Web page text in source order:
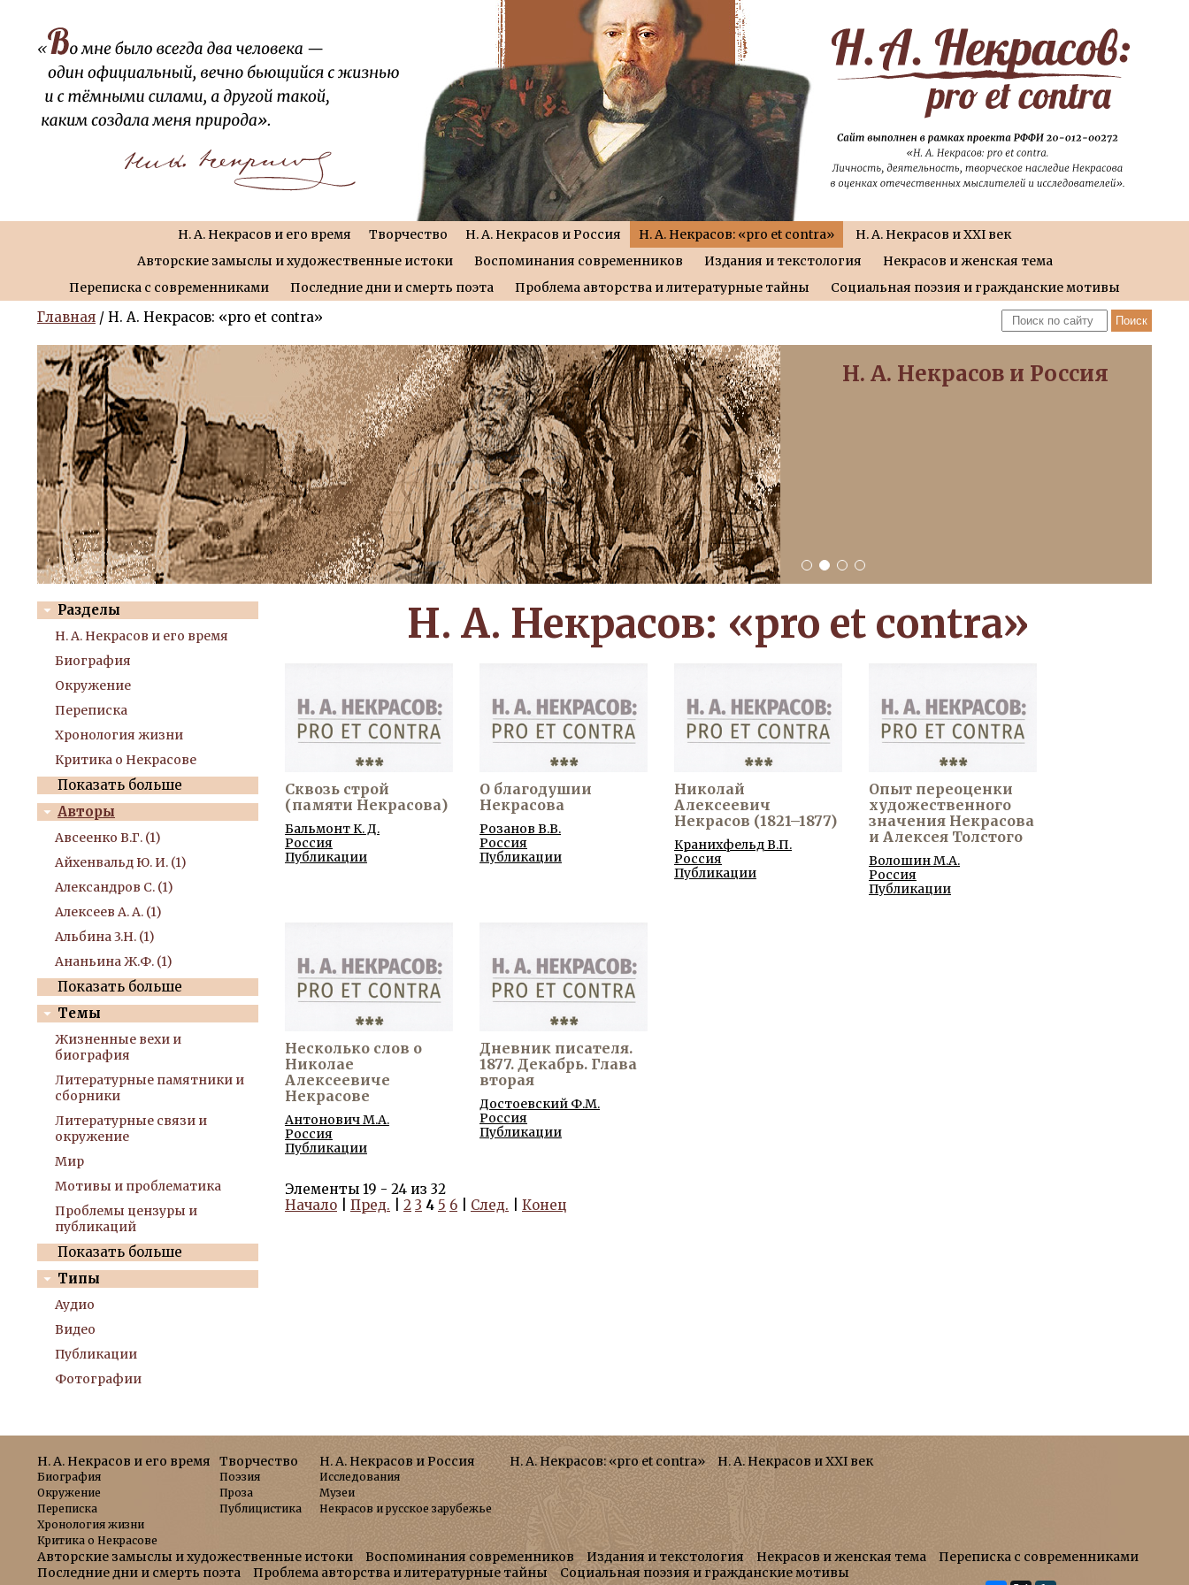
Н. А. Некрасов и его время Творчество Н. А. Некрасов и Россия Н. А. Некрасов: «pro et contra»
Н. А. Некрасов и XXI век
Авторские замыслы и художественные истоки
Воспоминания современников Издания и текстология
Некрасов и женская тема
Переписка с современниками
Последние дни и смерть поэта Проблема авторства и литературные тайны Социальная поэзия и гражданские мотивы
Главная / Н. А. Некрасов: «pro et contra»
Н. А. Некрасов и Россия
Разделы
Н. А. Некрасов и его время
Биография
Окружение
Переписка
Хронология жизни
Критика о Некрасове
Показать больше
Авторы
Авсеенко В.Г. (1)
Айхенвальд Ю. И. (1)
Александров С. (1)
Алексеев А. А. (1)
Альбина 3.Н. (1)
Ананьина Ж.Ф. (1)
Показать больше
Темы
Жизненные вехи и
биография
Литературные памятники и
сборники
Литературные связи и
окружение
Мир
Мотивы и проблематика
Проблемы цензуры и
публикаций
Показать больше
Типы
Аудио
Видео
Публикации
Фотографии
Н. А. Некрасов: «pro et contra»
Сквозь строй
(памяти Некрасова)
Бальмонт К. Д.
Россия
Публикации
О благодушии
Некрасова
Розанов В.В.
Россия
Публикации
Николай
Алексеевич
Некрасов (1821–1877)
Кранихфельд В.П.
Россия
Публикации
Опыт переоценки
художественного
значения Некрасова
и Алексея Толстого
Волошин М.А.
Россия
Публикации
Несколько слов о
Николае
Алексеевиче
Некрасове
Антонович М.А.
Россия
Публикации
Дневник писателя.
1877. Декабрь. Глава
вторая
Достоевский Ф.М.
Россия
Публикации
Элементы 19 - 24 из 32
Начало
Пред. 2 3 4 5 6 След. Конец
Н. А. Некрасов и его время
Биография
Окружение
Переписка
Хронология жизни
Критика о Некрасове
Творчество
Поэзия
Проза
Публицистика
Н. А. Некрасов и Россия
Исследования
Музеи
Некрасов и русское зарубежье
Н. А. Некрасов: «pro et contra» Н. А. Некрасов и XXI век
Авторские замыслы и художественные истоки Воспоминания современников Издания и текстология Некрасов и женская тема
Переписка с современниками
Последние дни и смерть поэта
Проблема авторства и литературные тайны Социальная поэзия и гражданские мотивы